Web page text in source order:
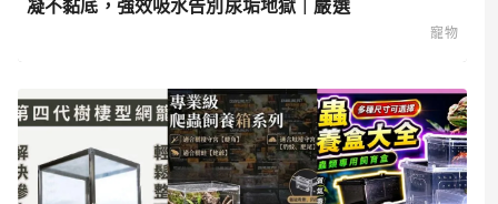
凝不黏底，強效吸水告別尿垢地獄｜嚴選
寵物